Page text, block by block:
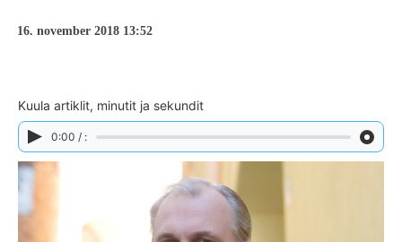
16. november 2018 13:52
Kuula artiklit, minutit ja sekundit
0:00 / :